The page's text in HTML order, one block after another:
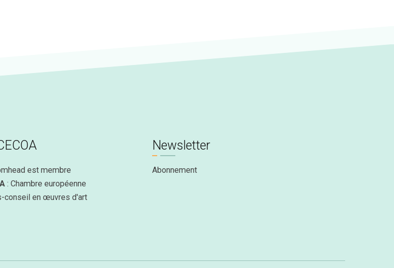
est membre
: Chambre européenne
conseil en œuvres d'art
Newsletter
Abonnement